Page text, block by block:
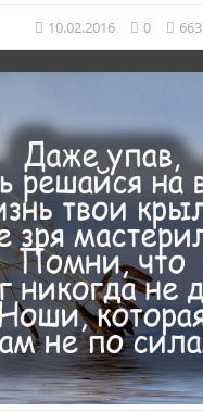
10.02.2016 0 663